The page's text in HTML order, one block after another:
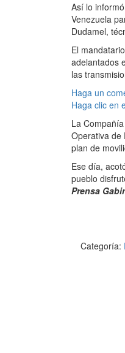
Así lo
Venezuela
Dudamel,
El
adelantados
las
Haga un
Haga clic en
La
Operativa de
plan de
Ese día,
pueblo
Prensa
Categoría: